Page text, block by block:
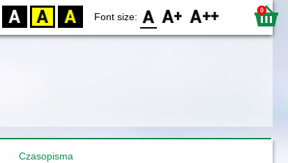
BW YB BY Font size: F0 F1 F2 0
Czasopisma